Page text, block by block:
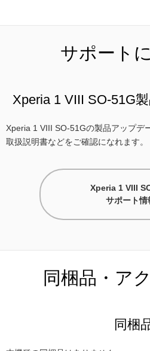
サポート
Xperia 1 VIII SO-51G
Xperia 1 VIII SO-51Gの製品アップデ
取扱説明書などをご確認になれます。
Xperia 1 VIII
サポート情
同梱品・ア
同梱